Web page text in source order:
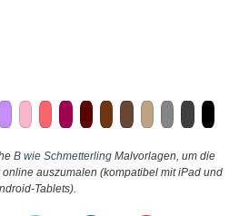
B wie Schmetterling Malvorlagen, um die
auszumalen (kompatibel mit iPad und
Tablets).